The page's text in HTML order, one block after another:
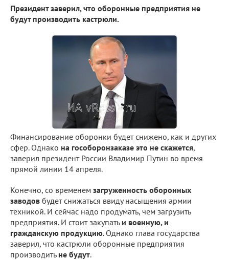
Президент заверил, что оборонные предприятия не
будут производить кастрюли.
Финансирование оборонки будет снижено, как и других
сфер. Однако на гособоронзаказе это не скажется,
заверил президент России Владимир Путин во время
прямой линии 14 апреля.
Конечно, со временем загруженность оборонных
заводов будет снижаться ввиду насыщения армии
техникой. И сейчас надо продумать, чем загрузить
предприятия. И стоит закупать и военную, и
гражданскую продукцию. Однако глава государства
заверил, что кастрюли оборонные предприятия
производить не будут.